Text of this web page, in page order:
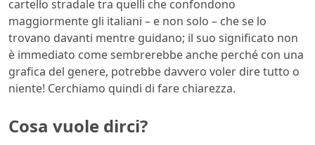
cartello stradale tra quelli che confondono
maggiormente gli italiani – e non solo – che se lo
trovano davanti mentre guidano; il suo significato non
è immediato come sembrerebbe anche perché con una
grafica del genere, potrebbe davvero voler dire tutto o
niente! Cerchiamo quindi di fare chiarezza.
Cosa vuole dirci?